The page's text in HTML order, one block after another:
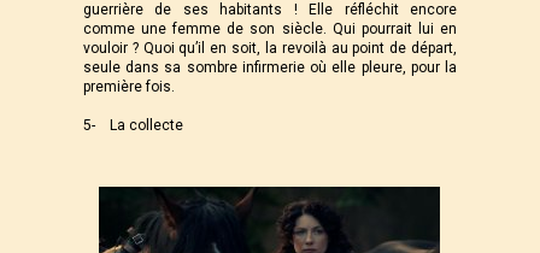
guerrière de ses habitants ! Elle réfléchit encore
comme une femme de son siècle. Qui pourrait lui en
vouloir ? Quoi qu’il en soit, la revoilà au point de départ,
seule dans sa sombre infirmerie où elle pleure, pour la
première fois.
5- La collecte